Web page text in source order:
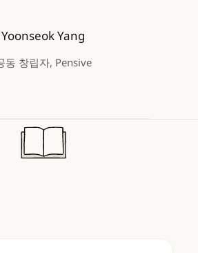
Yoonseok Yang
동 창립자, Pensive